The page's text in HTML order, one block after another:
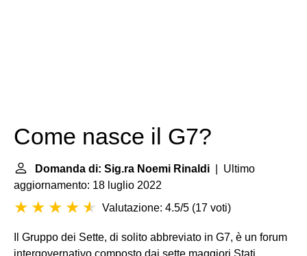
Come nasce il G7?
Domanda di: Sig.ra Noemi Rinaldi | Ultimo
aggiornamento: 18 luglio 2022
Valutazione: 4.5/5 (17 voti)
Il Gruppo dei Sette, di solito abbreviato in G7, è un forum
intergovernativo composto dai sette maggiori Stati